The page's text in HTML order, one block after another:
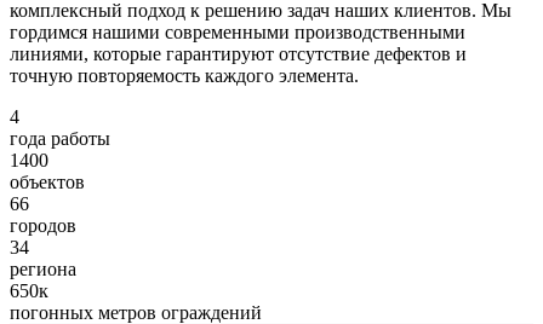
комплексный подход к решению задач наших клиентов. Мы
гордимся нашими современными производственными
линиями, которые гарантируют отсутствие дефектов и
точную повторяемость каждого элемента.
4
года работы
1400
объектов
66
городов
34
региона
650к
погонных метров ограждений